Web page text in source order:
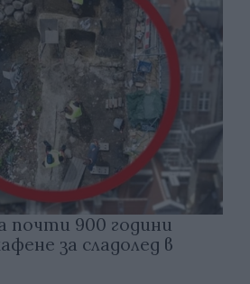
почти 900 години
за сладолед в